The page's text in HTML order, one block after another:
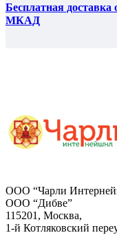
Бесплатная доставка
МКАД
ООО “Чарли
ООО “Дибве”
115201, Москва,
1-й Котляковский